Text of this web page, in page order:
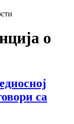
о
са